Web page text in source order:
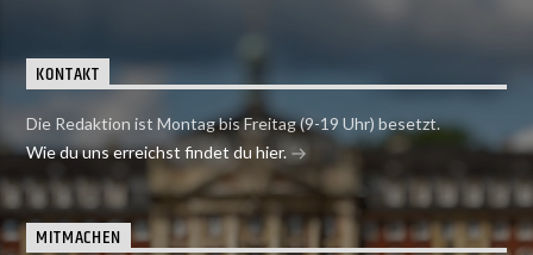
KONTAKT
Die Redaktion ist Montag bis Freitag (9-19 Uhr) besetzt.
Wie du uns erreichst findet du hier.
MITMACHEN